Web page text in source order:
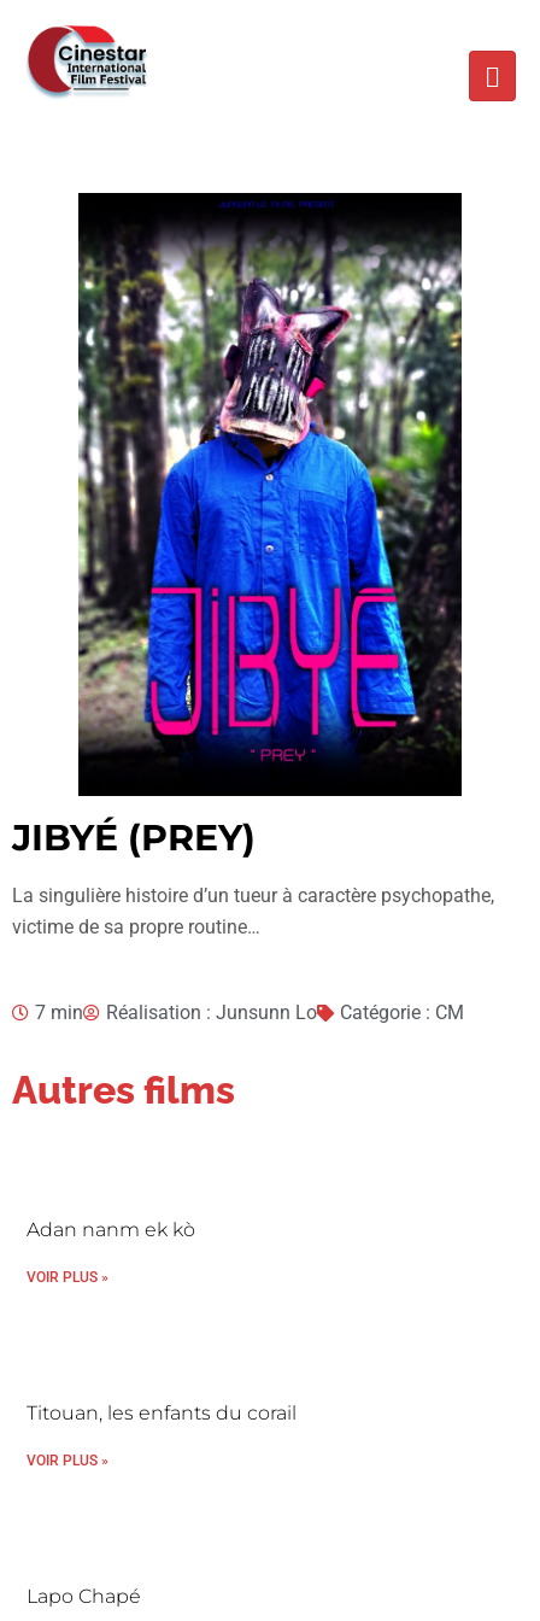
JIBYÉ (PREY)
La singulière histoire d’un tueur à caractère psychopathe,
victime de sa propre routine…
7 min Réalisation : Junsunn Lo Catégorie : CM
Autres films
Adan nanm ek kò
VOIR PLUS »
Titouan, les enfants du corail
VOIR PLUS »
Lapo Chapé